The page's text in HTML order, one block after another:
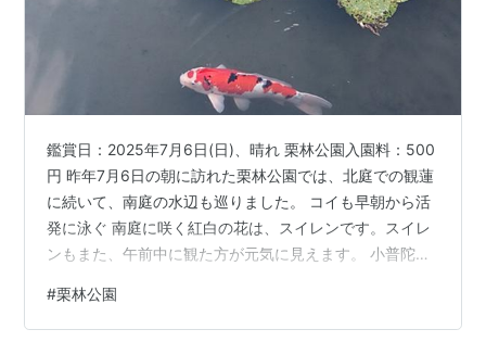
鑑賞日：2025年7月6日(日)、晴れ 栗林公園入園料：500
円 昨年7月6日の朝に訪れた栗林公園では、北庭での観蓮
に続いて、南庭の水辺も巡りました。 コイも早朝から活
発に泳ぐ 南庭に咲く紅白の花は、スイレンです。スイレ
ンもまた、午前中に観た方が元気に見えます。 小普陀に
は、紅葉の季節になると、多くの人で賑わいます。 こち
らの水面は波が穏やかであった 同じく紅葉の季節に混雑
#栗林公園